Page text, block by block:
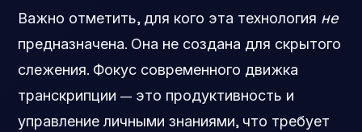
Важно отметить, для кого эта технология не
предназначена. Она не создана для скрытого
слежения. Фокус современного движка
транскрипции — это продуктивность и
управление личными знаниями, что требует